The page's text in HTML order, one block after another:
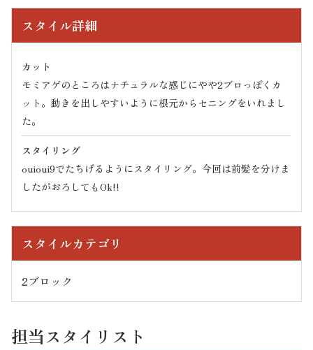
スタイル詳細
カット
モミアゲのところはナチュラルな感じにやや2ブロっぽくカ
ット。動きを出しやすいように根元からセニングをいれまし
た。
スタイリング
ouioui9でたちげるようにスタイリング。今回は前髪を分けま
したがおろしてもOk!!
スタイルカテゴリ
2ブロック
担当スタイリスト